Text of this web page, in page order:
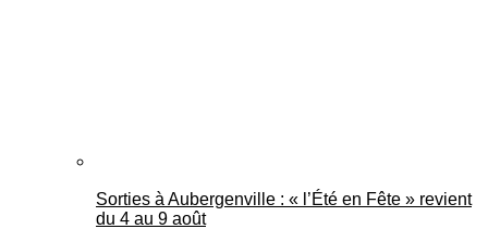
Sorties à Aubergenville : « l’Été en Fête » revient
du 4 au 9 août